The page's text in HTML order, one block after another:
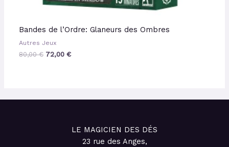
Bandes de l’Ordre: Glaneurs des Ombres
Autres Jeux
80,00€ 72,00€
LE MAGICIEN DES DÉS
23 rue des Anges,